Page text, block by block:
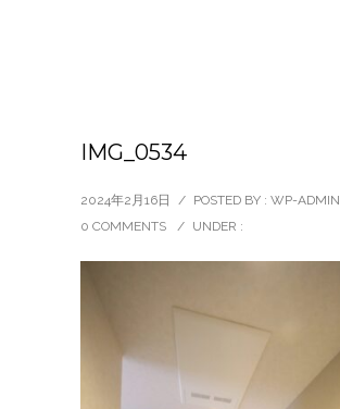
IMG_0534
2024年2月16日 / POSTED BY : WP-ADMIN
0 COMMENTS
/ UNDER :